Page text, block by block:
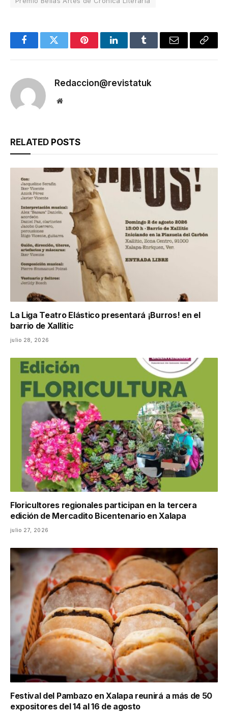
FacebookTwitter PinterestLinkedInTumblr Email
Copy
Redaccion@revistatuk
Website
RELATED POSTS
La Liga Teatro Elástico presentará ¡Burros! en el
barrio de Xallitic
julio 28, 2026
Floricultores regionales participan en la tercera
edición de Mercadito Bicentenario en Xalapa
julio 27, 2026
Festival del Pambazo en Xalapa reunirá a más de 50
expositores del 14 al 16 de agosto